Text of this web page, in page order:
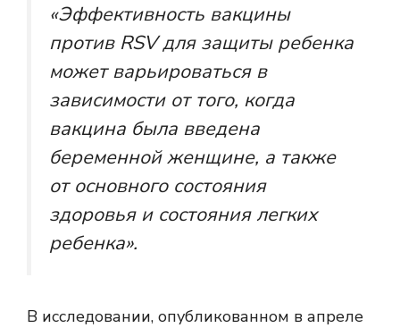
«Эффективность вакцины
против RSV для защиты ребенка
может варьироваться в
зависимости от того, когда
вакцина была введена
беременной женщине, а также
от основного состояния
здоровья и состояния легких
ребенка».
В исследовании, опубликованном в апреле